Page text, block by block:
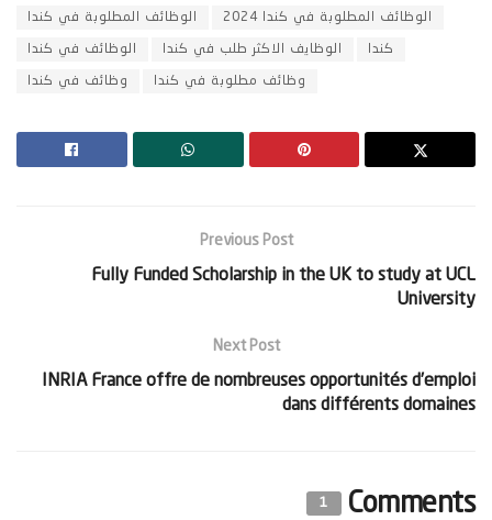
الوظائف المطلوبة في كندا الوظائف المطلوبة في كندا 2024
الوظائف في كندا الوظايف الاكثر طلب في كندا كندا
وظائف في كندا وظائف مطلوبة في كندا
Previous Post
Fully Funded Scholarship in the UK to study at UCL
University
Next Post
INRIA France offre de nombreuses opportunités d’emploi
dans différents domaines
Comments
1